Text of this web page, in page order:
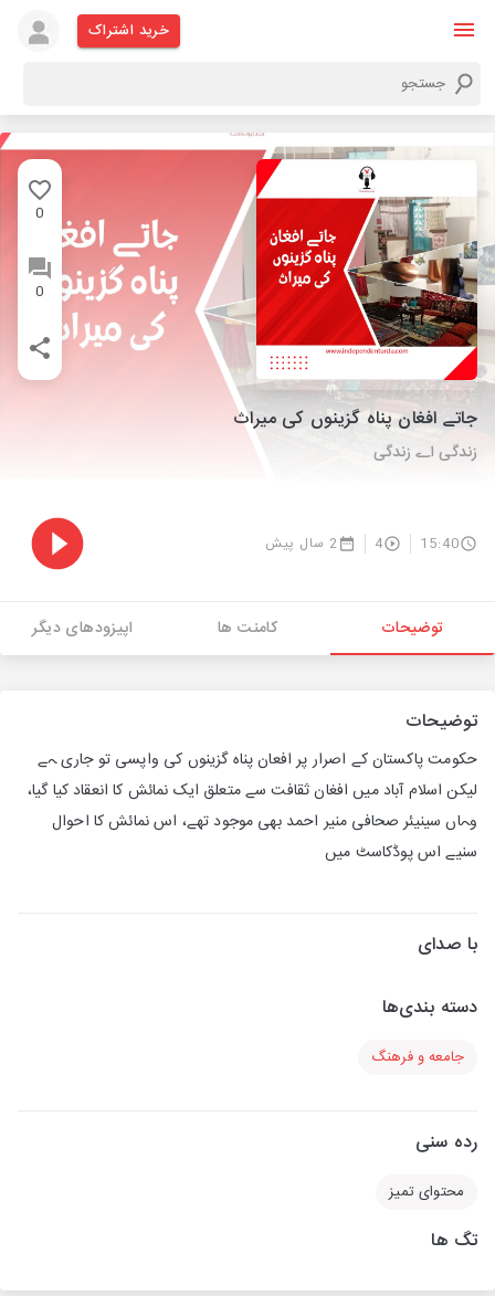
خرید اشتراک
0
0
جاتے افغان پناہ گزینوں کی میراث
زندگی اے زندگی
15:40
4 2 سال پیش
توضیحات کامنت ها اپیزودهای دیگر
توضیحات
حکومت پاکستان کے اصرار پر افعان پناہ گزینوں کی واپسی تو جاری ہے
لیکن اسلام آباد میں افغان ثقافت سے متعلق ایک نمائش کا انعقاد کیا گیا،
وہاں سینیئر صحافی منیر احمد بھی موجود تھے، اس نمائش کا احوال
سنیے اس پوڈکاسٹ میں
با صدای
دسته بندی‌ها
جامعه و فرهنگ
رده سنی
محتوای تمیز
تگ ها